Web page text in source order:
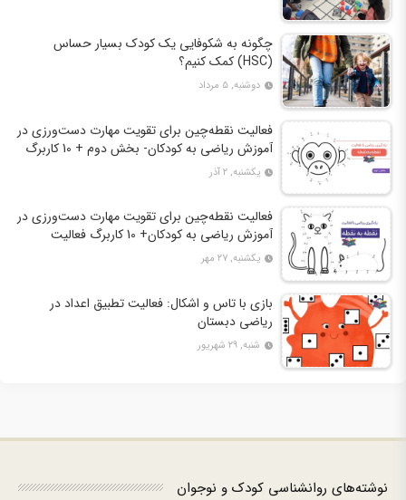
چگونه به شکوفایی یک کودک بسیار حساس
(HSC) کمک کنیم؟
دوشنبه, ۵ مرداد
فعالیت نقطه‌چین برای تقویت مهارت دست‌ورزی در
آموزش ریاضی به کودکان- بخش دوم + 10 کاربرگ
فعالیت
یکشنبه, ۲ آذر
فعالیت نقطه‌چین برای تقویت مهارت دست‌ورزی در
آموزش ریاضی به کودکان+ 10 کاربرگ فعالیت
یکشنبه, ۲۷ مهر
بازی با تاس و اشکال: فعالیت تطبیق اعداد در
ریاضی دبستان
شنبه, ۲۹ شهریور
نوشته‌های روانشناسی کودک و نوجوان